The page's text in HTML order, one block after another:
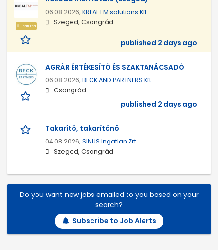
Featured
06.08.2026, KREAL FM solutions Kft.
Szeged, Csongrád
published 2 days ago
AGRÁR ÉRTÉKESÍTŐ ÉS SZAKTANÁCSADÓ
06.08.2026, BECK AND PARTNERS Kft.
Csongrád
published 2 days ago
Takarító, takarítónő
04.08.2026, SINUS Ingatlan Zrt.
Szeged, Csongrád
Do you want new jobs emailed to you based on your
search?
Subscribe to Job Alerts